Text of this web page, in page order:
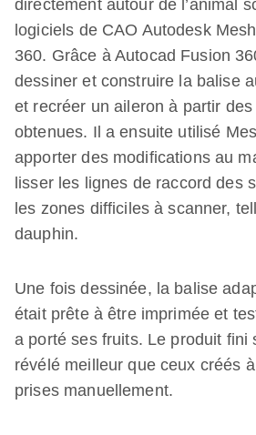
directement autour de l’animal
logiciels de CAO Autodesk
360. Grâce à Autocad Fusion
dessiner et construire la balise
et recréer un aileron à partir
obtenues. Il a ensuite utilisé
apporter des modifications au
lisser les lignes de raccord des
les zones difficiles à scanner,
dauphin.
Une fois dessinée, la balise
était prête à être imprimée et
a porté ses fruits. Le produit fini
révélé meilleur que ceux créés
prises manuellement.